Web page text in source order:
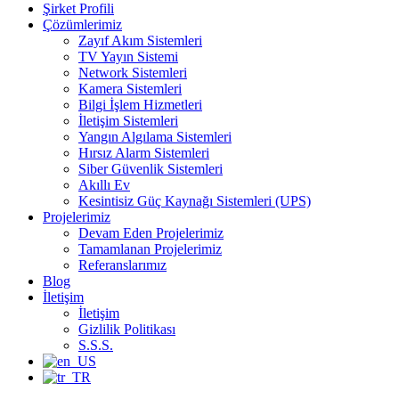
Şirket Profili
Çözümlerimiz
Zayıf Akım Sistemleri
TV Yayın Sistemi
Network Sistemleri
Kamera Sistemleri
Bilgi İşlem Hizmetleri
İletişim Sistemleri
Yangın Algılama Sistemleri
Hırsız Alarm Sistemleri
Siber Güvenlik Sistemleri
Akıllı Ev
Kesintisiz Güç Kaynağı Sistemleri (UPS)
Projelerimiz
Devam Eden Projelerimiz
Tamamlanan Projelerimiz
Referanslarımız
Blog
İletişim
İletişim
Gizlilik Politikası
S.S.S.